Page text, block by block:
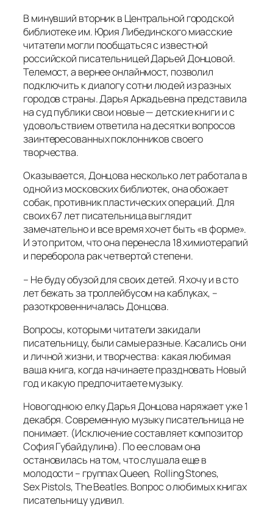
В минувший вторник в Центральной городской
библиотеке им. Юрия Либединского миасские
читатели могли пообщаться с известной
российской писательницей Дарьей Донцовой.
Телемост, а вернее онлайнмост, позволил
подключить к диалогу сотни людей из разных
городов страны. Дарья Аркадьевна представила
на суд публики свои новые — детские книги и с
удовольствием ответила на десятки вопросов
заинтересованных поклонников своего
творчества.
Оказывается, Донцова несколько лет работала в
одной из московских библиотек, она обожает
собак, противник пластических операций. Для
своих 67 лет писательница выглядит
замечательно и все время хочет быть «в форме».
И это притом, что она перенесла 18 химиотерапий
и переборола рак четвертой степени.
– Не буду обузой для своих детей. Я хочу и в сто
лет бежать за троллейбусом на каблуках, –
разоткровенничалась Донцова.
Вопросы, которыми читатели закидали
писательницу, были самые разные. Касались они
и личной жизни, и творчества: какая любимая
ваша книга, когда начинаете праздновать Новый
год и какую предпочитаете музыку.
Новогоднюю елку Дарья Донцова наряжает уже 1
декабря. Современную музыку писательница не
понимает. (Исключение составляет композитор
София Губайдулина). По ее словам она
остановилась на том, что слушала еще в
молодости – группах Queen, Rolling Stones,
Sex Pistols, The Beatles. Вопрос о любимых книгах
писательницу удивил.